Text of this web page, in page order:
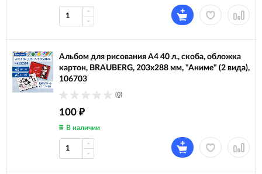
Альбом для рисования А4 40 л., скоба, обложка
картон, BRAUBERG, 203х288 мм, "Аниме" (2 вида),
106703
(0)
100 ₽
В наличии